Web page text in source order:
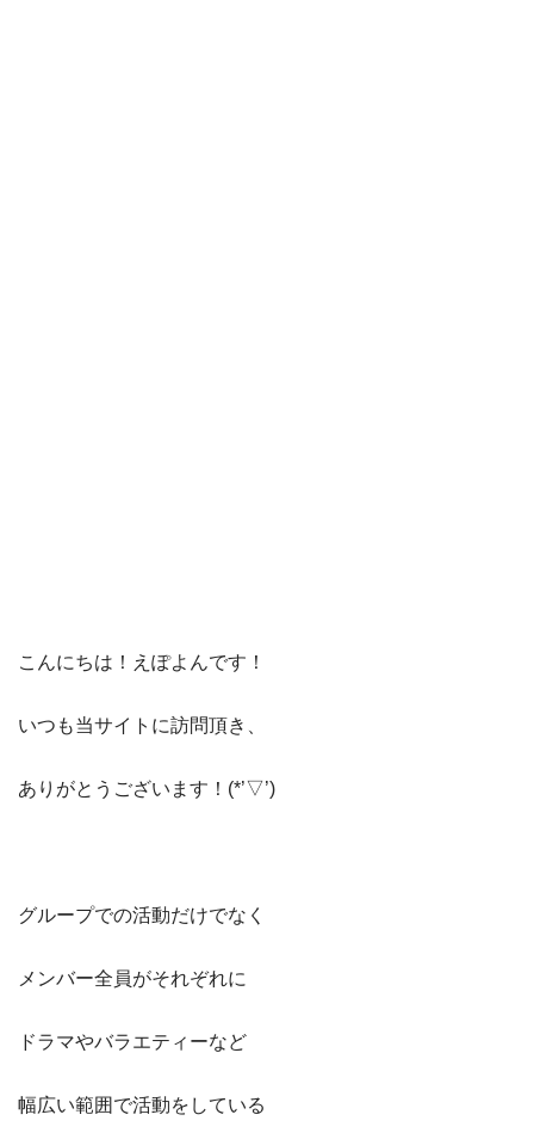
こんにちは！えぽよんです！
​いつも当サイト​に訪問頂き、​
ありがとうございます！(*’▽’)​​
グループでの活動だけでなく
メンバー全員がそれぞれに
ドラマやバラエティーなど
幅広い範囲で活動をしている